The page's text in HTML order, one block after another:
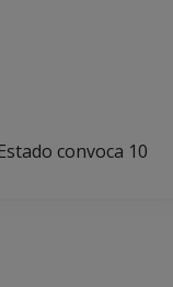
convoca 10